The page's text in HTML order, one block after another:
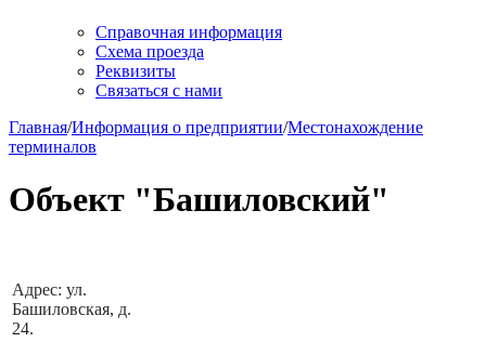
Справочная информация
Схема проезда
Реквизиты
Связаться с нами
Главная/Информация о предприятии/Местонахождение
терминалов
Объект "Башиловский"
Адрес: ул.
Башиловская, д.
24.